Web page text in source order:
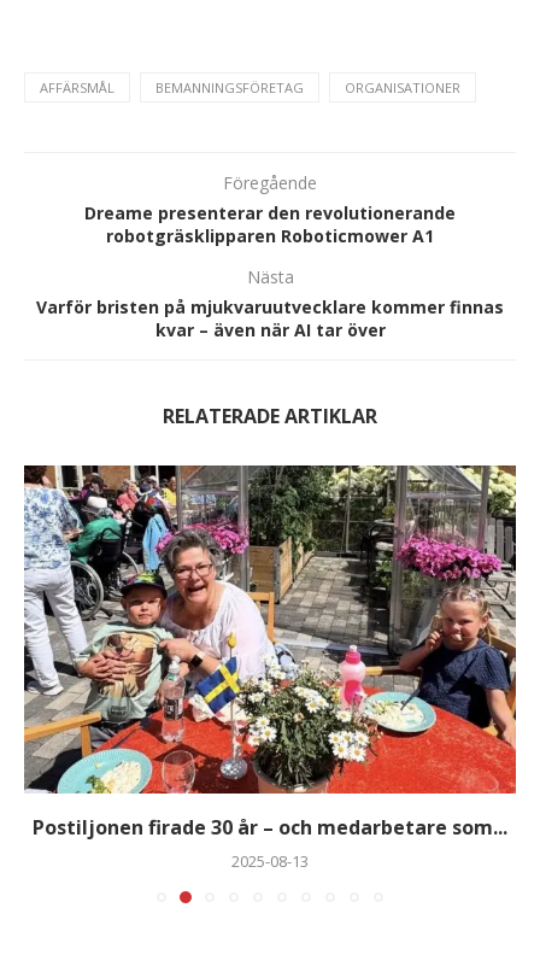
AFFÄRSMÅL BEMANNINGSFÖRETAG ORGANISATIONER
Föregående
Dreame presenterar den revolutionerande
robotgräsklipparen Roboticmower A1
Nästa
Varför bristen på mjukvaruutvecklare kommer finnas
kvar – även när AI tar över
RELATERADE ARTIKLAR
Postiljonen firade 30 år – och medarbetare som...
2025-08-13